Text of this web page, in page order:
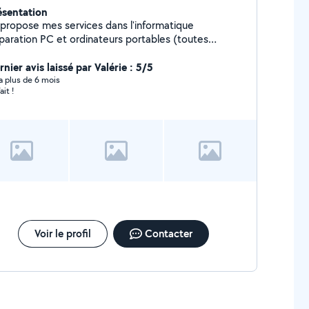
mes services dans l'informatique
PC et ordinateurs portables (toutes
& Configuration Imprimantes & Scanners
de virus, malwares et nettoyage système
à niveau SSD & RAM pour plus de performance
avis laissé par Valérie : 5/5
plus de 6 mois
!
Voir le profil Contacter